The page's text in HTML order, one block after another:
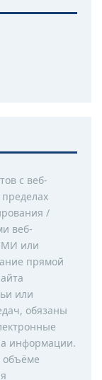
с веб-
/
веб-
или
прямой
или
обязаны
информации.